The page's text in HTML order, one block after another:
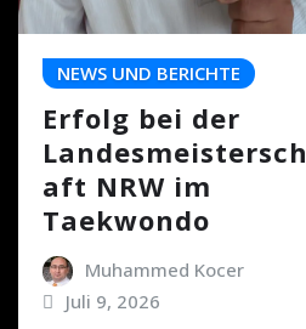
NEWS UND BERICHTE
Erfolg bei der
Landesmeistersch
aft NRW im
Taekwondo
Muhammed Kocer
Juli 9, 2026